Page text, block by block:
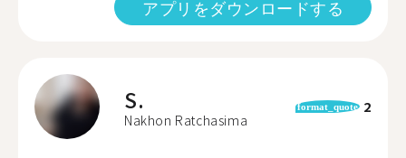
アプリをダウンロードする
S.
Nakhon Ratchasima
format_quote 2